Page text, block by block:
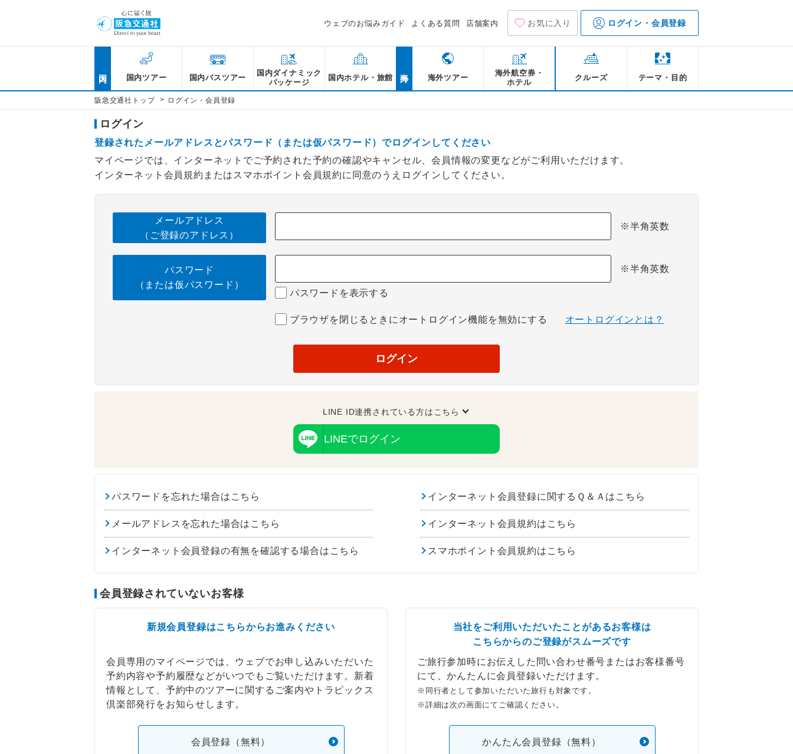
ウェブのお悩みガイド よくある質問 店舗案内 お気に入り ログイン・会員登録
国内ツアー 国内バスツアー
国内ダイナミック
パッケージ
国内ホテル・旅館 海外ツアー
海外航空券・
ホテル
クルーズ テーマ・目的
阪急交通社トップ > ログイン・会員登録
ログイン
登録されたメールアドレスとパスワード（または仮パスワード）でログインしてください
マイページでは、インターネットでご予約された予約の確認やキャンセル、会員情報の変更などがご利用いただけます。
インターネット会員規約またはスマホポイント会員規約に同意のうえログインしてください。
メールアドレス
（ご登録のアドレス）
※半角英数
パスワード
（または仮パスワード）
※半角英数
パスワードを表示する
ブラウザを閉じるときにオートログイン機能を無効にする オートログインとは？
ログイン
LINE ID連携されている方はこちら
LINEでログイン
パスワードを忘れた場合はこちら インターネット会員登録に関するＱ＆Ａはこちら
メールアドレスを忘れた場合はこちら インターネット会員規約はこちら
インターネット会員登録の有無を確認する場合はこちら スマホポイント会員規約はこちら
会員登録されていないお客様
新規会員登録はこちらからお進みください
会員専用のマイページでは、ウェブでお申し込みいただいた
予約内容や予約履歴などがいつでもご覧いただけます。新着
情報として、予約中のツアーに関するご案内やトラピックス
倶楽部発行をお知らせします。
会員登録（無料）
当社をご利用いただいたことがあるお客様は
こちらからのご登録がスムーズです
ご旅行参加時にお伝えした問い合わせ番号またはお客様番号
にて、かんたんに会員登録いただけます。
※同行者として参加いただいた旅行も対象です。
※詳細は次の画面にてご確認ください。
かんたん会員登録（無料）